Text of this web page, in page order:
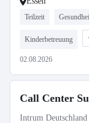
Teilzeit
Kinderbetreuung
02.08.2026
Call Center
Intrum